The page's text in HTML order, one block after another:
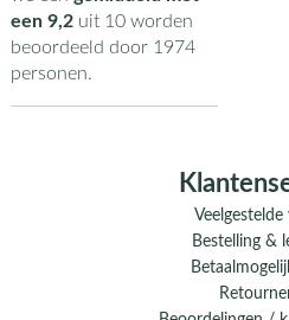
een 9,2uit 10worden
beoordeeld door 1974
personen.
Veelgestelde
Bestelling &